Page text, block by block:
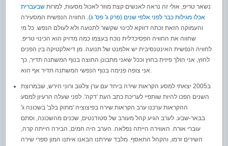
נשאר טריפ, אולי זה נראה לאנשים קצת מוזר לאכול מסעות, למרות שבעברית
אכלו מגילות כבר לפני אלפי שנים (פרק ג' פס' ג). החוויה הנפשית המסעירה
והעמוקה הזאת זכתה דווקא לכינוי שקשור לתנועה ולא לעולם הנפש. כל מי
שחווה את החוויה הפסיכדלית נוכח בעצמו כמה מדויק הוא הכינוי טריפ.
לחוויה הנפשית האינטנסיבית יש אלמנט של תנועה. מן דיאלקטיקה בין הפנים
לחוץ, אני הולך פיזית בחוץ וככל שאני מתבונן החוצה בנוף המשתנה תדיר, כך
אני צופה פנימה בנוף הנפשי המשתנה תדיר אף הוא.
ב2005 יצאתי למסע הקראות שירה ביחד עם ערן צלגוב ורוני הירש, שבמרוצת
השנים הפכו להיות שותפיי לעריכת כתב העת 'דקה'. לפני שעלה הרעיון למסע
ההקראות ערכנו ערב הקראות שירה בפיצוציה 'מתוק בלב' בשכונה ג'
בבאר-שבע. לערב הגיע קהל מעורב של סטודנטים, שכנים מהשכונה, וסתם
עוברי אורח. האווירה הייתה נפלאה. הערב היה חמים, הבירה הייתה קרה,
השירים זרמו, והקהל התאסף. מלבד שירתנו הבאנו איתנו המון ספרי שירה